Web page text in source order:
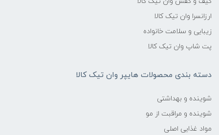
ارزانسرا وان تیک کالا
زیبایی و سلامت خانواده
پت شاپ وان تیک کالا
دسته بندی محصولات هایپر وان تیک کالا
شوینده و بهداشتی
شوینده و مراقبت از مو
مواد غذایی اصلی